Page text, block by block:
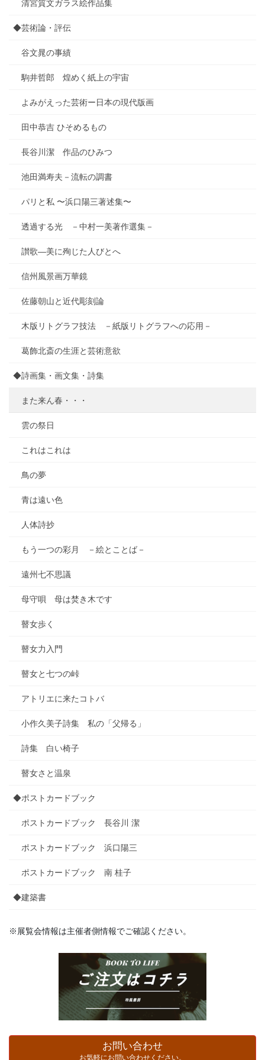
清宮質文ガラス絵作品集
◆芸術論・評伝
谷文晁の事績
駒井哲郎 煌めく紙上の宇宙
よみがえった芸術ー日本の現代版画
田中恭吉 ひそめるもの
長谷川潔 作品のひみつ
池田満寿夫－流転の調書
パリと私 〜浜口陽三著述集〜
透過する光 －中村一美著作選集－
讃歌―美に殉じた人びとへ
信州風景画万華鏡
佐藤朝山と近代彫刻論
木版リトグラフ技法 －紙版リトグラフへの応用－
葛飾北斎の生涯と芸術意欲
◆詩画集・画文集・詩集
また来ん春・・・
雲の祭日
これはこれは
鳥の夢
青は遠い色
人体詩抄
もう一つの彩月 －絵とことば－
遠州七不思議
母守唄 母は焚き木です
瞽女歩く
瞽女力入門
瞽女と七つの峠
アトリエに来たコトバ
小作久美子詩集 私の「父帰る」
詩集 白い椅子
瞽女さと温泉
◆ポストカードブック
ポストカードブック 長谷川 潔
ポストカードブック 浜口陽三
ポストカードブック 南 桂子
◆建築書
※展覧会情報は主催者側情報でご確認ください。
お問い合わせ
お気軽にお問い合わせください。